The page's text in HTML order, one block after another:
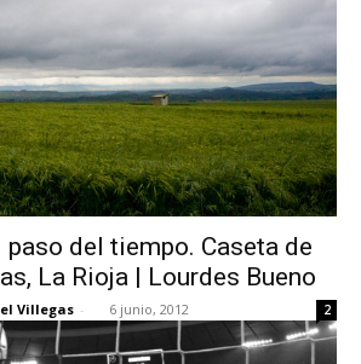
paso del tiempo. Caseta de
La Rioja | Lourdes Bueno
Villegas - 6 junio, 2012 2